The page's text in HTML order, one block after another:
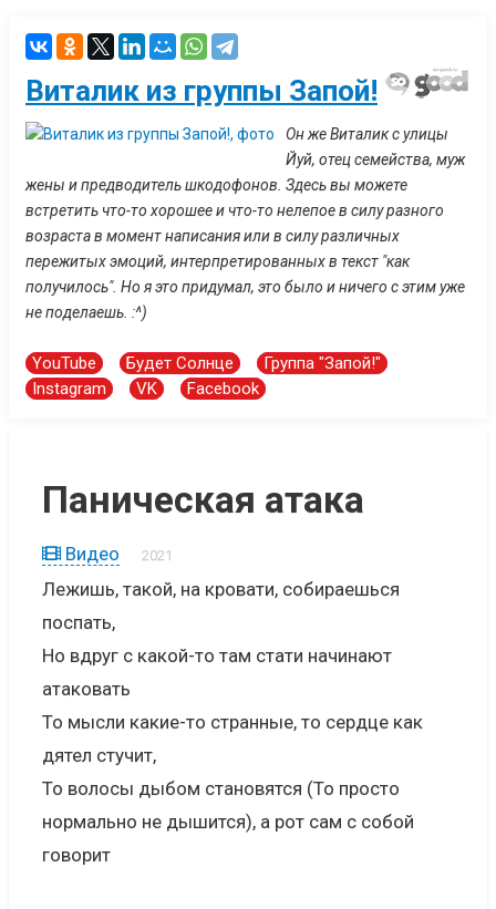
Виталик из группы Запой!
Он же Виталик с улицы
Йуй, отец семейства, муж
жены и предводитель шкодофонов. Здесь вы можете
встретить что-то хорошее и что-то нелепое в силу разного
возраста в момент написания или в силу различных
пережитых эмоций, интерпретированных в текст "как
получилось". Но я это придумал, это было и ничего с этим уже
не поделаешь. :^)
YouTube Будет Солнце
Группа "Запой!"
Instagram
VK Facebook
Паническая атака
Видео 2021
Лежишь, такой, на кровати, собираешься
поспать,
Но вдруг с какой-то там стати начинают
атаковать
То мысли какие-то странные, то сердце как
дятел стучит,
То волосы дыбом становятся (То просто
нормально не дышится), а рот сам с собой
говорит